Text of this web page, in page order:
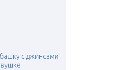
с джинсами